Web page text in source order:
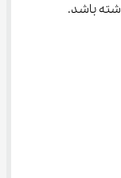
باشد.